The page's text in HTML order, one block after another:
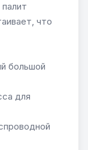
что
большой
для